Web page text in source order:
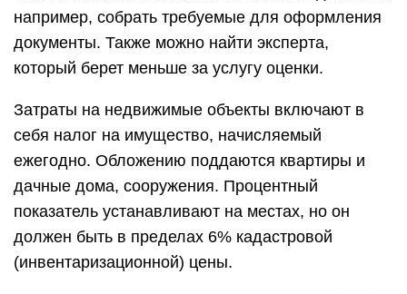
например, собрать требуемые для оформления
документы. Также можно найти эксперта,
который берет меньше за услугу оценки.
Затраты на недвижимые объекты включают в
себя налог на имущество, начисляемый
ежегодно. Обложению поддаются квартиры и
дачные дома, сооружения. Процентный
показатель устанавливают на местах, но он
должен быть в пределах 6% кадастровой
(инвентаризационной) цены.